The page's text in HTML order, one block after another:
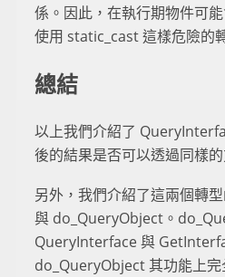
係。因此，在執行期物件可
使用 static_cast 這樣危險的
總結
以上我們介紹了
後的結果是否可以透過同樣
另外，我們介紹了這兩個轉
與 do_QueryObject。
QueryInterface 與
do_QueryObject 其功能上